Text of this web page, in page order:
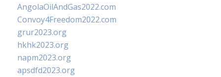
AngolaOilAndGas2022.com
Convoy4Freedom2022.com
grur2023.org
hkhk2023.org
napm2023.org
apsdfd2023.org